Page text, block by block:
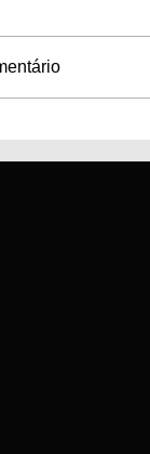
Tourizense
a criação